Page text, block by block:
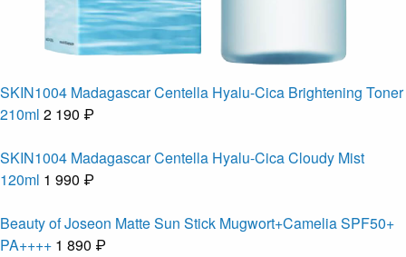
SKIN1004 Madagascar Centella Hyalu-Cica Brightening Toner
210ml 2 190 ₽
SKIN1004 Madagascar Centella Hyalu-Cica Cloudy Mist
120ml 1 990 ₽
Beauty of Joseon Matte Sun Stick Mugwort+Camelia SPF50+
PA++++ 1 890 ₽